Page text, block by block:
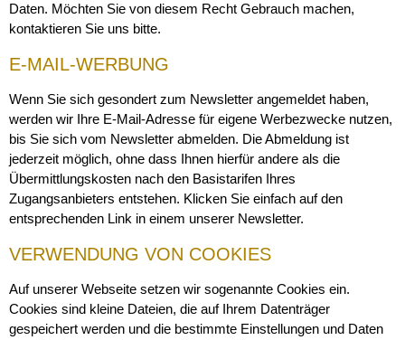
Daten. Möchten Sie von diesem Recht Gebrauch machen,
kontaktieren Sie uns bitte.
E-MAIL-WERBUNG
Wenn Sie sich gesondert zum Newsletter angemeldet haben,
werden wir Ihre E-Mail-Adresse für eigene Werbezwecke nutzen,
bis Sie sich vom Newsletter abmelden. Die Abmeldung ist
jederzeit möglich, ohne dass Ihnen hierfür andere als die
Übermittlungskosten nach den Basistarifen Ihres
Zugangsanbieters entstehen. Klicken Sie einfach auf den
entsprechenden Link in einem unserer Newsletter.
VERWENDUNG VON COOKIES
Auf unserer Webseite setzen wir sogenannte Cookies ein.
Cookies sind kleine Dateien, die auf Ihrem Datenträger
gespeichert werden und die bestimmte Einstellungen und Daten